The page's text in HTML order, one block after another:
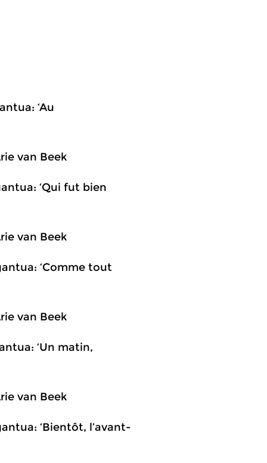
‘Au
van Beek
‘Qui fut bien
van Beek
‘Comme tout
van Beek
‘Un matin,
van Beek
‘Bientôt, l’avant-